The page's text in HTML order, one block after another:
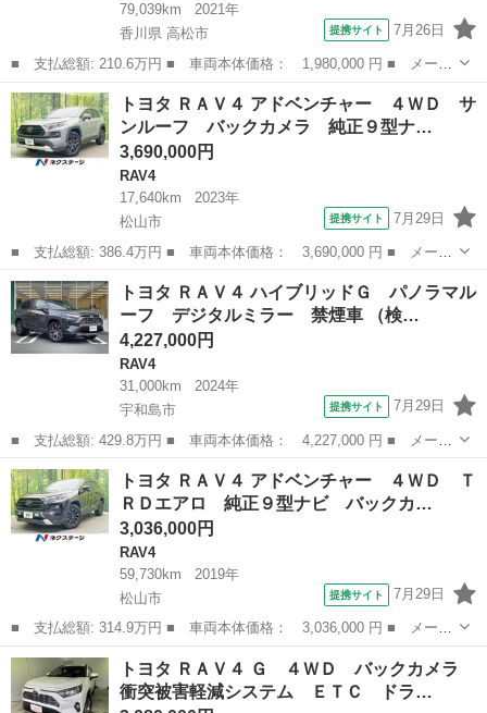
79,039km
2021年
香川県 高松市
提携サイト 7月26日
■ 支払総額: 210.6万円 ■ 車両本体価格： 1,980,000 円 ■ メーカ
ー名： トヨタ ■ 車種名： ＲＡＶ４ ■ グレード名： Ｘ ＴＣ
ナビ メディアプレイヤー バックカメラ ドライブレコーダー Ｔ
ＳＳ Ｉ...
香川 高松市 RAV4
トヨタ ＲＡＶ４ アドベンチャー ４ＷＤ サ
ンルーフ バックカメラ 純正９型ナ…
3,690,000円
RAV4
17,640km
2023年
松山市
提携サイト 7月29日
■ 支払総額: 386.4万円 ■ 車両本体価格： 3,690,000 円 ■ メーカ
ー名： トヨタ ■ 車種名： ＲＡＶ４ ■ グレード名： アドベン
チャー ４ＷＤ サンルーフ バックカメラ 純正９型ナビ トヨタ
セーフテ...
愛媛 松山市 RAV4
トヨタ ＲＡＶ４ ハイブリッドＧ パノラマル
ーフ デジタルミラー 禁煙車 （検…
4,227,000円
RAV4
31,000km
2024年
宇和島市
提携サイト 7月29日
■ 支払総額: 429.8万円 ■ 車両本体価格： 4,227,000 円 ■ メーカ
ー名： トヨタ ■ 車種名： ＲＡＶ４ ■ グレード名： ハイブリ
ッドＧ パノラマルーフ デジタルミラー 禁煙車 ■ 排気量：
2500...
愛媛 宇和島市 RAV4
トヨタ ＲＡＶ４ アドベンチャー ４ＷＤ Ｔ
ＲＤエアロ 純正９型ナビ バックカ…
3,036,000円
RAV4
59,730km
2019年
松山市
提携サイト 7月29日
■ 支払総額: 314.9万円 ■ 車両本体価格： 3,036,000 円 ■ メーカ
ー名： トヨタ ■ 車種名： ＲＡＶ４ ■ グレード名： アドベン
チャー ４ＷＤ ＴＲＤエアロ 純正９型ナビ バックカメラ 衝突
被害軽減...
愛媛 松山市 RAV4
トヨタ ＲＡＶ４ Ｇ ４ＷＤ バックカメラ
衝突被害軽減システム ＥＴＣ ドラ…